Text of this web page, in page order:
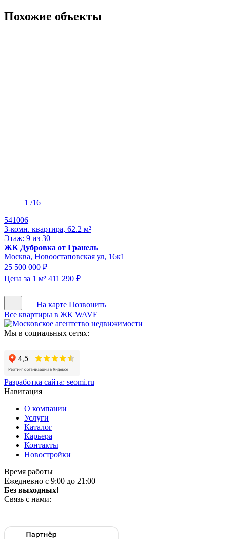
Похожие объекты
1 /16
541006
3-комн. квартира, 62.2 м²
Этаж: 9 из 30
ЖК Дубровка от Гранель
Москва, Новоостаповская ул, 16к1
25 500 000 ₽
Цена за 1 м² 411 290 ₽
На карте Позвонить
Все квартиры в ЖК WAVE
Мы в социальных сетях:
Разработка сайта: seomi.ru
Навигация
О компании
Услуги
Каталог
Карьера
Контакты
Новостройки
Время работы
Ежедневно с 9:00 до 21:00
Без выходных!
Связь с нами: